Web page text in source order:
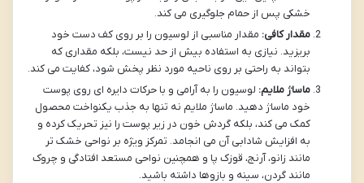
خشکی پس از حمام جلوگیری می کند.
مقدار کافی: مقدار مناسبی از لوسیون را بر روی کف دست خود
بریزید. نیازی به استفاده بیش از حد نیست، بلکه مقداری که
بتواند به راحتی بر روی ناحیه مورد نظر پخش شود، کفایت می کند.
ماساژ ملایم: لوسیون را به آرامی و با حرکات دایره ای روی پوست
خود ماساژ دهید. ماساژ ملایم نه تنها به جذب یکنواخت محصول
کمک می کند، بلکه گردش خون در زیر پوست را نیز تحریک کرده و
به افزایش شادابی آن می انجامد. تمرکز ویژه بر نواحی خشک تر
مانند زانو، آرنج، قوزک پا و همچنین نواحی مستعد افتادگی و چروک
مانند گردن، سینه و بازوها داشته باشید.